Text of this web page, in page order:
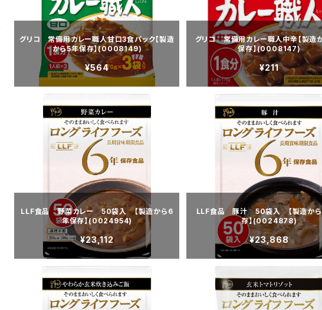
グリコ 常備用カレー職人甘口3食パック【製造
から5年保存】(0008149)
¥564
グリコ 常備用カレー職人中辛【製造
保存】(0008147)
¥211
LLF食品 野菜カレー 50袋入 【製造から6
年保存】(0024954)
¥23,112
LLF食品 豚汁 50袋入 【製造から
存】(0024878)
¥23,868